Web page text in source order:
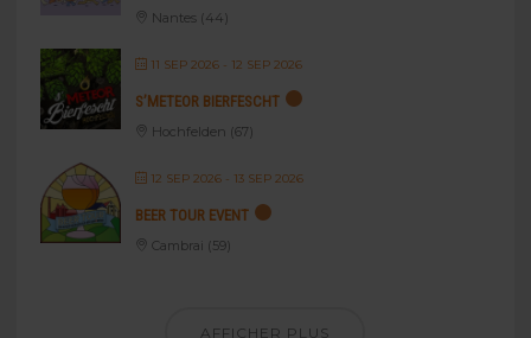
Nantes (44)
11 SEP 2026- 12 SEP 2026
S’METEOR BIERFESCHT
Hochfelden (67)
12 SEP 2026- 13 SEP 2026
BEER TOUR EVENT
Cambrai (59)
AFFICHER PLUS